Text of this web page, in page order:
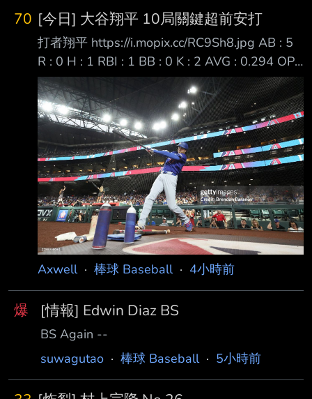
QS， 但隊友只有兩分支援吞下本季第七敗的山
本， 休息六天後要對響尾蛇迎來本季第21場先
發， 也要試圖幫助球隊拿到第70勝終止七連
敗。 首局在用4球快速的解決前兩棒拿到兩出局
後， Moreno安打加上Marte保送擠成得點圈危
機，
70 [今日] 大谷翔平 10局關鍵超前安打
打者翔平 https://i.mopix.cc/RC9Sh8.jpg AB : 5
R : 0 H : 1 RBI : 1 BB : 0 K : 2 AVG : 0.294 OPS
: 0.945 前面還是超級涼 四打席無安打吞2K 延長
賽兩出局一三壘有人局面 打出超前比數內野安
打
https://x.com/talkinbaseball_/status/20862935
18322909594?s=46 終場道奇2:1險勝蛇蛇 終
止連敗 --
Axwell· 棒球 Baseball· 4小時前
爆 [情報] Edwin Diaz BS
BS Again --
suwagutao · 棒球 Baseball· 5小時前